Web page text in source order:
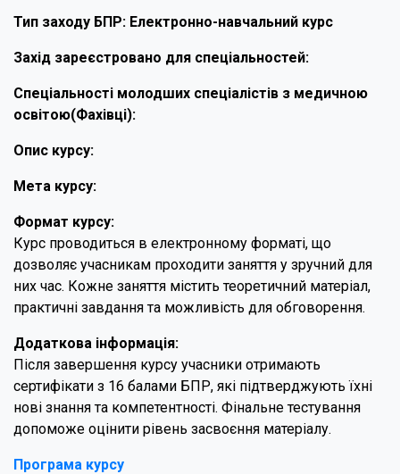
Тип заходу БПР: Електронно-навчальний курс
Захід зареєстровано для спеціальностей:
Спеціальності молодших спеціалістів з медичною
освітою(Фахівці):
Опис курсу:
Мета курсу:
Формат курсу:
Курс проводиться в електронному форматі, що
дозволяє учасникам проходити заняття у зручний для
них час. Кожне заняття містить теоретичний матеріал,
практичні завдання та можливість для обговорення.
Додаткова інформація:
Після завершення курсу учасники отримають
сертифікати з 16 балами БПР, які підтверджують їхні
нові знання та компетентності. Фінальне тестування
допоможе оцінити рівень засвоєння матеріалу.
Програма курсу